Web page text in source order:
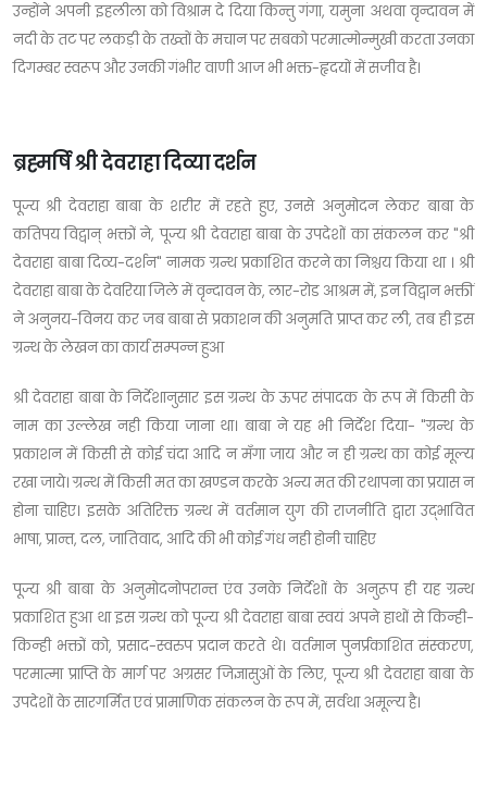
उन्होंने अपनी इहलीला को विश्राम दे दिया किन्तु गंगा, यमुना अथवा वृन्दावन में
नदी के तट पर लकड़ी के तख्तों के मचान पर सबको परमात्मोन्मुखी करता उनका
दिगम्बर स्वरूप और उनकी गंभीर वाणी आज भी भक्त-हृदयों में सजीव है।
ब्रह्मर्षि श्री देवराहा दिव्या दर्शन
पूज्य श्री देवराहा बाबा के शरीर में रहते हुए, उनसे अनुमोदन लेकर बाबा के
कतिपय विद्वान् भक्तों ने, पूज्य श्री देवराहा बाबा के उपदेशों का संकलन कर "श्री
देवराहा बाबा दिव्य-दर्शन" नामक ग्रन्थ प्रकाशित करने का निश्चय किया था । श्री
देवराहा बाबा के देवरिया जिले में वृन्दावन के, लार-रोड आश्रम में, इन विद्वान भक्तीं
ने अनुनय-विनय कर जब बाबा से प्रकाशन की अनुमति प्राप्त कर ली, तब ही इस
ग्रन्थ के लेखन का कार्य सम्पन्न हुआ
श्री देवराहा बाबा के निर्देशानुसार इस ग्रन्थ के ऊपर संपादक के रूप में किसी के
नाम का उल्लेख नही किया जाना था। बाबा ने यह भी निर्देश दिया- "ग्रन्थ के
प्रकाशन में किसी से कोई चंदा आदि न मँगा जाय और न ही ग्रन्थ का कोई मूल्य
रखा जाये। ग्रन्थ में किसी मत का खण्डन करके अन्य मत की रथापना का प्रयास न
होना चाहिए। इसके अतिरिक्त ग्रन्थ में वर्तमान युग की राजनीति द्वारा उद्भावित
भाषा, प्रान्त, दल, जातिवाद, आदि की भी कोई गंध नही होनी चाहिए
पूज्य श्री बाबा के अनुमोदनोपरान्त एंव उनके निर्देशों के अनुरूप ही यह ग्रन्थ
प्रकाशित हुआ था इस ग्रन्थ को पूज्य श्री देवराहा बाबा स्वयं अपने हाथों से किन्ही-
किन्ही भक्तों को, प्रसाद-स्वरुप प्रदान करते थे। वर्तमान पुनर्प्रकाशित संस्करण,
परमात्मा प्राप्ति के मार्ग पर अग्रसर जिज्ञासुओं के लिए, पूज्य श्री देवराहा बाबा के
उपदेशों के सारगर्मित एवं प्रामाणिक संकलन के रूप में, सर्वथा अमूल्य है।